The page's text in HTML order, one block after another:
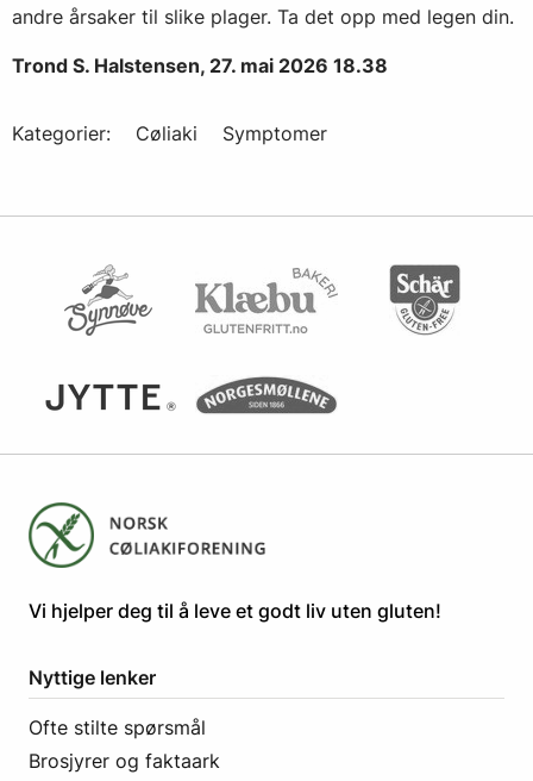
andre årsaker til slike plager. Ta det opp med legen din.
Trond S. Halstensen, 27. mai 2026 18.38
Kategorier: Cøliaki Symptomer
​​​​Vi hjelper deg til å leve et godt liv uten gluten! ​
Nyttige lenker
Ofte stilte spørsmål
Brosjyrer og faktaark